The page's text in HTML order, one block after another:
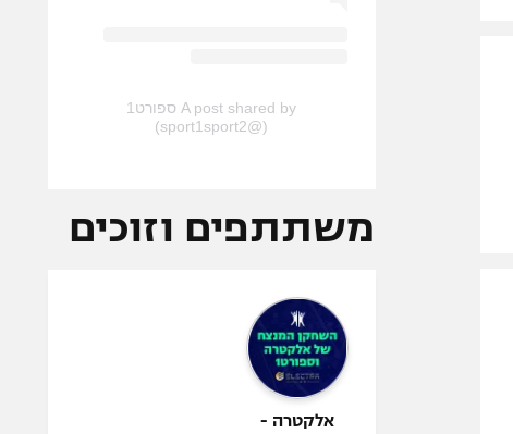
A post shared by ספורט1
(@sport1sport2)
משתתפים וזוכים
אלקטרה -